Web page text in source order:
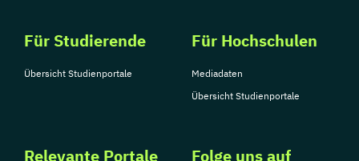
Für Studierende
Übersicht Studienportale
Für Hochschulen
Mediadaten
Übersicht Studienportale
Relevante Portale Folge uns auf